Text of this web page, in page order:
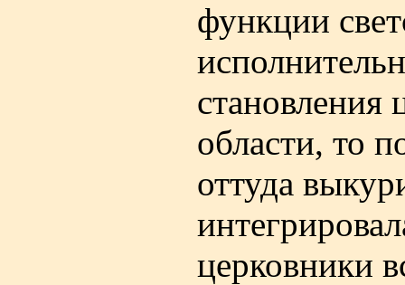
функции
становления
области, то
оттуда
церковники